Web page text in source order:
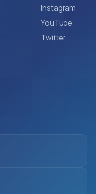
Instagram
YouTube
Twitter